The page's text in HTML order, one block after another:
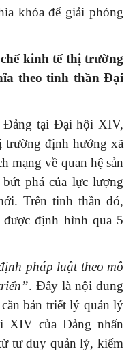
khóa để giải phóng
kinh tế thị trường
theo tinh thần Đại
Đảng tại Đại hội XIV,
trường định hướng xã
mạng về quan hệ sản
phá của lực lượng
Trên tinh thần đó,
định hình qua 5
pháp luật theo mô
. Đây là nội dung
bản triết lý quản lý
XIV của Đảng nhấn
tư duy quản lý, kiểm